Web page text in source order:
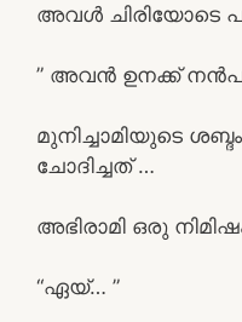
അവൾ ചിരിയോടെ
” അവൻ ഉനക്ക്
മുനിച്ചാമിയുടെ
ചോദിച്ചത് …
അഭിരാമി ഒരു
“ഏയ്… ”